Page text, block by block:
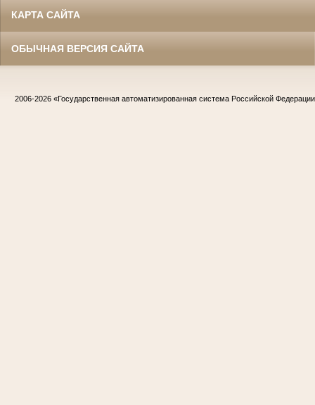
КАРТА САЙТА
ОБЫЧНАЯ ВЕРСИЯ САЙТА
2006-2026 «Государственная автоматизированная система Российской